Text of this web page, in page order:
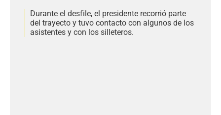
Durante el desfile, el presidente recorrió parte
del trayecto y tuvo contacto con algunos de los
asistentes y con los silleteros.